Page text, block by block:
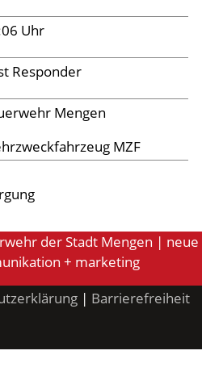
Uhr
Responder
Mengen
MZF
der Stadt Mengen | neue
+ marketing
| Barrierefreiheit